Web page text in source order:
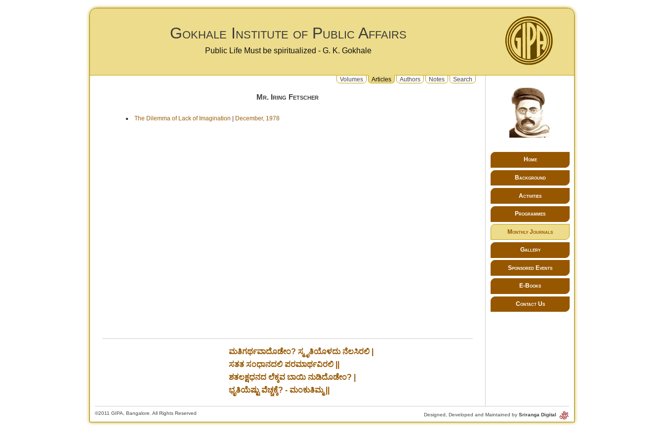
Gokhale Institute of Public Affairs
Public Life Must be spiritualized - G. K. Gokhale
Volumes Articles Authors Notes Search
Mr. Iring Fetscher
The Dilemma of Lack of Imagination December, 1978
ಮತಿಗರ್ಥವಾದೊಡೇಂ? ಸ್ಮೃತಿಯೊಳದು ನೆಲಸಿರಲಿ |
ಸತತ ಸಂಧಾನದಲಿ ಪರಮಾರ್ಥವಿರಲಿ ||
ಶತಲಕ್ಷಧನದ ಲೆಕ್ಕವ ಬಾಯಿ ನುಡಿದೊಡೇಂ? |
ಭೃತಿಯೆಷ್ಟು ವೆಚ್ಚಕ್ಕೆ? - ಮಂಕುತಿಮ್ಮ ||
Home
Background
Activities
Programmes
Monthly Journals
Gallery
Sponsored Events
E-Books
Contact Us
©2011 GIPA, Bangalore. All Rights Reserved Designed, Developed and Maintained bySriranga Digital